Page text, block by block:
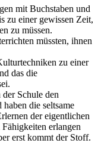
mit Buchstaben und
zu einer gewissen Zeit,
zu müssen.
müssten, ihnen
zu einer
das die
Schule den
die seltsame
der eigentlichen
Fähigkeiten erlangen
erst kommt der Stoff.